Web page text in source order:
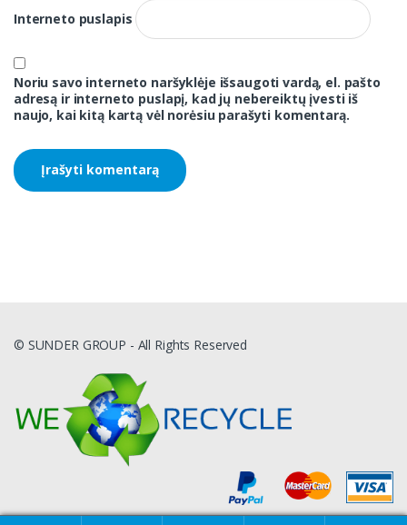
Interneto puslapis
Noriu savo interneto naršyklėje išsaugoti vardą, el. pašto
adresą ir interneto puslapį, kad jų nebereiktų įvesti iš
naujo, kai kitą kartą vėl norėsiu parašyti komentarą.
© SUNDER GROUP - All Rights Reserved